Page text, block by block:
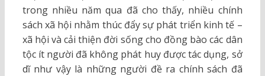
trong nhiều năm qua đã cho thấy, nhiều chính
sách xã hội nhằm thúc đẩy sự phát triển kinh tế –
xã hội và cải thiện đời sống cho đồng bào các dân
tộc ít người đã không phát huy được tác dụng, sở
dĩ như vậy là những người đề ra chính sách đã